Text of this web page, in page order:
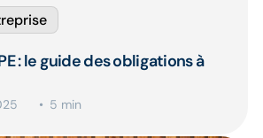
5 min
: le guide des obligations à